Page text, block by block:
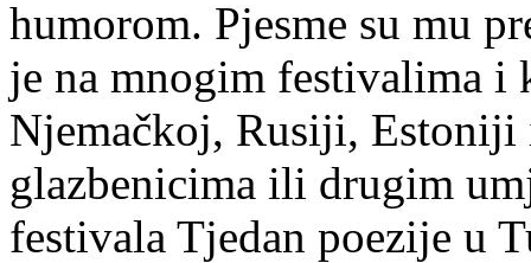
humorom. Pjesme su mu
je na mnogim festivalima i
Njemačkoj, Rusiji, Estoniji
glazbenicima ili drugim
festivala Tjedan poezije u